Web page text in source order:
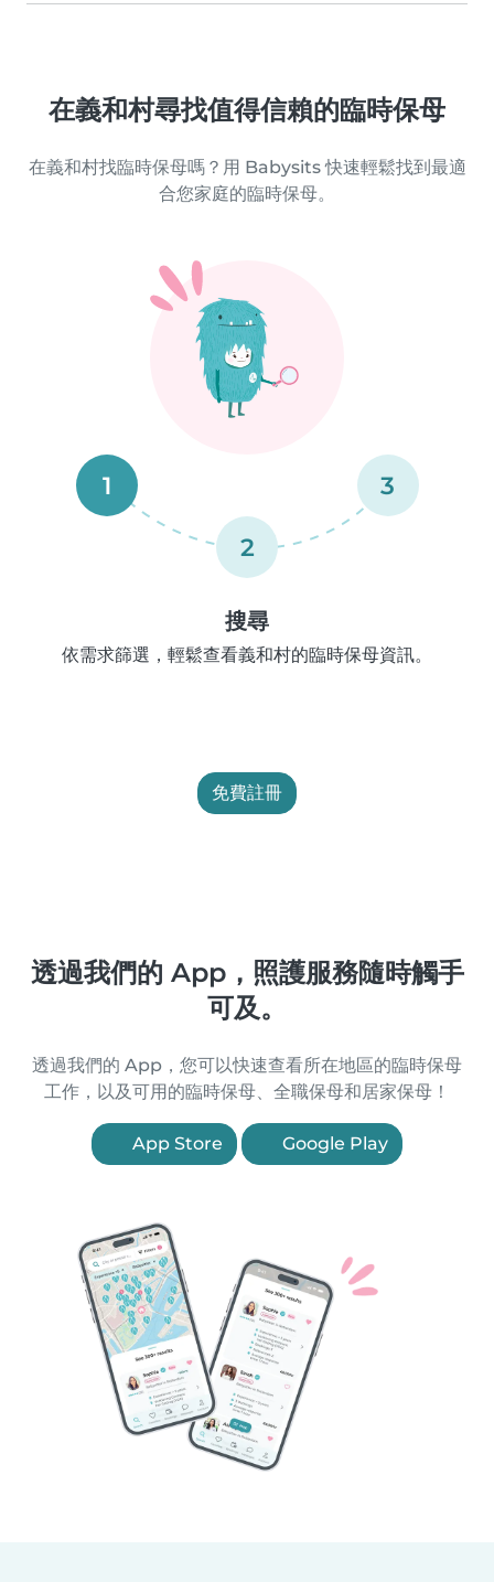
在義和村尋找值得信賴的臨時保母
在義和村找臨時保母嗎？用 Babysits 快速輕鬆找到最適
合您家庭的臨時保母。
1
2
3
搜尋
依需求篩選，輕鬆查看義和村的臨時保母資訊。
免費註冊
透過我們的 App，照護服務隨時觸手
可及。
透過我們的 App，您可以快速查看所在地區的臨時保母
工作，以及可用的臨時保母、全職保母和居家保母！
App Store Google Play